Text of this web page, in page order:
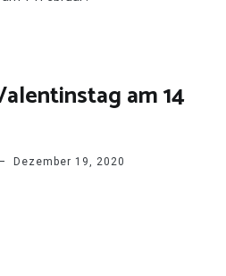
am 14
Dezember 19, 2020